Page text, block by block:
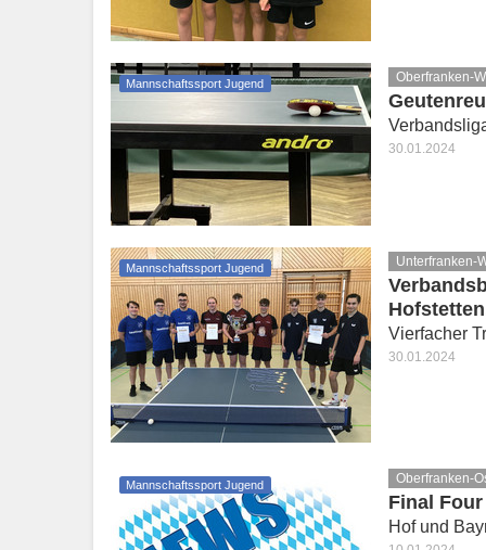
Mannschaftssport Jugend Oberfranken-
30.01.2024
Mannschaftssport Jugend Unterfranken-
Vierfacher
30.01.2024
Mannschaftssport Jugend Oberfranken-
Final
Hof und